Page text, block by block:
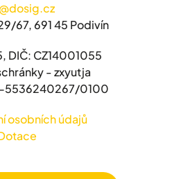
67, 691 45 Podivín
DIČ: CZ14001055
- zxyutja
5536240267/0100
osobních údajů